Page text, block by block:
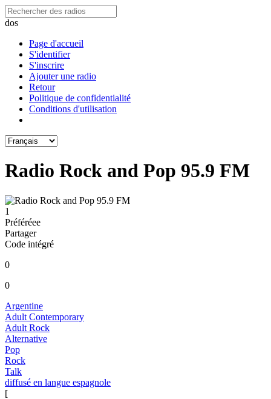
dos
Page d'accueil
S'identifier
S'inscrire
Ajouter une radio
Retour
Politique de confidentialité
Conditions d'utilisation
Radio Rock and Pop 95.9 FM
1
Préféréeе
Partager
Code intégré
0
0
Argentine
Adult Contemporary
Adult Rock
Alternative
Pop
Rock
Talk
diffusé en langue espagnole
[